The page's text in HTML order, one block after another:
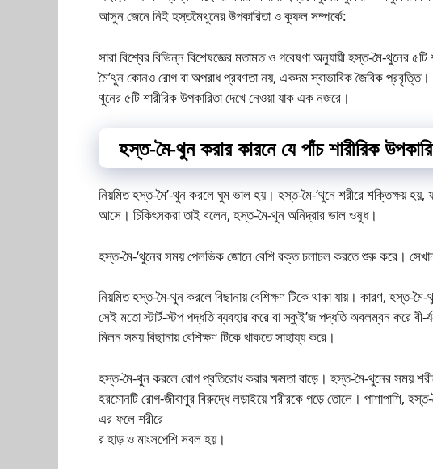
আসুন জেনে নিই হস্তমৈথুনের উপকারিতা ও কুফল সম্পর্কে:
সারা বিশ্বের বিভিন্ন বিশেষজ্ঞের মতামত ও গবেষণা অনুযায়ী হস্ত-মৈ-থুনের
মৈ’থুন কোনও রোগ বা অপরাধ প্রবণতা নয়, একদম স্বাভাবিক জৈবিক প্রবৃত্তি।
থুনের ৫টি শারীরিক উপকারিতা দেখে নেওয়া যাক এক নজরে।
হস্ত-মৈ-থুন করার কারনে যে পাঁচ শারীরিক
নিয়মিত হস্ত-মৈ’-থুন করলে ঘুম ভাল হয়। হস্ত-মৈ-‘থুনে শরীরে শক্তিক্ষয়
আসে। চিকিৎসকরা তাই বলেন, হস্ত-মৈ-থুন অনিদ্রার ভাল ওষুধ।
হস্ত-মৈ-‘থুনের সময় পেলভিক জোনে বেশি রক্ত চলাচল করতে শুরু করে।
নিয়মিত হস্ত-মৈ-থুন করলে বিছানায় বেশিক্ষণ টিকে থাকা যায়। কারণ, হস্ত-
সেই মতো স্টার্ট-স্টপ পদ্ধতি ব্যবহার করে বা স্কুই’জ পদ্ধতি অবলম্বন করে বী-
মিলন সময় বিছানায় বেশিক্ষণ টিকে থাকতে সাহায্য করে।
হস্ত-মৈ-থুন করলে রোগ প্রতিরোধ করার ক্ষমতা বাড়ে। হস্ত-মৈ-থুনের সময়
হরমোনটি রোগ-জীবাণুর বিরুদ্ধে লড়াইয়ে শরীরকে গড়ে তোলে। পাশাপাশি,
এর ফলে শরীরে
র হাড় ও মাংসপেশি সবল হয়।